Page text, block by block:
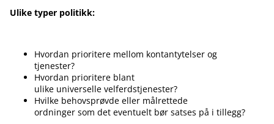
Ulike typer politikk:
Hvordan prioritere mellom kontantytelser og
tjenester?
Hvordan prioritere blant
ulike universelle velferdstjenester?
Hvilke behovsprøvde eller målrettede
ordninger som det eventuelt bør satses på i tillegg?